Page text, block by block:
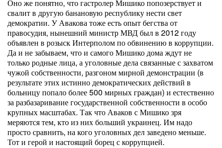
Оно же понятно, что гастролер Мишико попозерствует и
свалит в другую банановую республику нести свет
демократии. У Авакова тоже есть опыт бегства от
правосудия, нынешний министр МВД был в 2012 году
объявлен в розыск Интерполом по обвинению в коррупции.
Да и не забываем, что и самого Мишико дома ждут не
только родные лица, а уголовные дела связанные с захватом
чужой собственности, разгоном мирной демонстрации (в
результате этих истинно демократических действий в
больницу попало более 500 мирных граждан) и естественно
за разбазаривание государственной собственности в особо
крупных масштабах. Так что Аваков с Мишико зря
меряются тем, кто из них больший украинец. Им надо
просто сравнить, на кого уголовных дел заведено меньше.
Тот и герой и настоящий борец с коррупцией.